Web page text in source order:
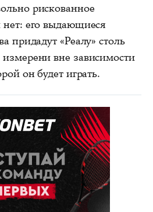
рискованное
его выдающиеся
придадут «Реалу» столь
вне зависимости
он будет играть.